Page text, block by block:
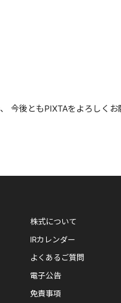
今後ともPIXTAをよろしくお
株式について
IRカレンダー
よくあるご質問
電子公告
免責事項